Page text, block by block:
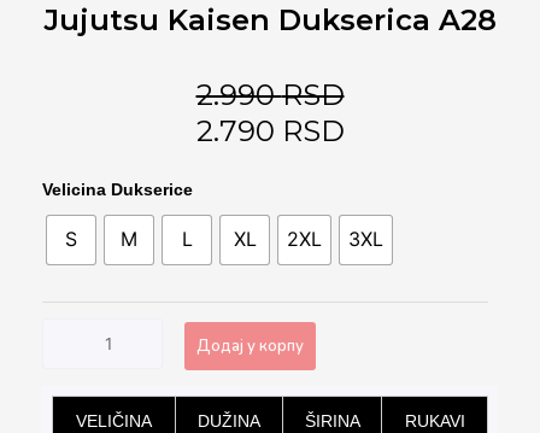
Jujutsu Kaisen Dukserica A28
2.990RSD
2.790 RSD
Velicina Dukserice
S M L XL 2XL 3XL
Jujutsu
Kaisen
Dukserica
A28
Додај у корпу
Alternative:
VELIČINA
DUŽINA ŠIRINA RUKAVI